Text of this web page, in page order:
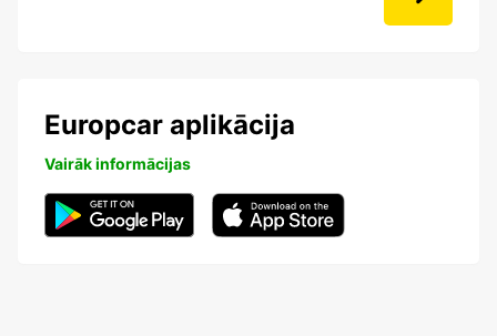
Europcar aplikācija
Vairāk informācijas